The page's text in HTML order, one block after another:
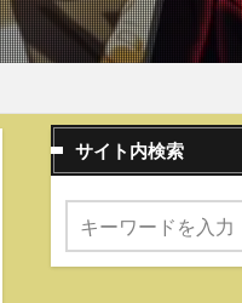
サイト内検索